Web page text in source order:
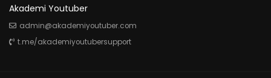
Akademi Youtuber
admin@akademiyoutuber.com
t.me/akademiyoutubersupport